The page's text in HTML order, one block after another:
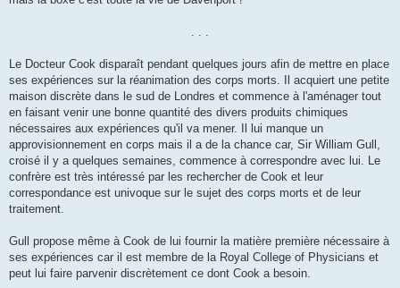
. . .
Le Docteur Cook disparaît pendant quelques jours afin de mettre en place
ses expériences sur la réanimation des corps morts. Il acquiert une petite
maison discrète dans le sud de Londres et commence à l'aménager tout
en faisant venir une bonne quantité des divers produits chimiques
nécessaires aux expériences qu'il va mener. Il lui manque un
approvisionnement en corps mais il a de la chance car, Sir William Gull,
croisé il y a quelques semaines, commence à correspondre avec lui. Le
confrère est très intéressé par les rechercher de Cook et leur
correspondance est univoque sur le sujet des corps morts et de leur
traitement.
Gull propose même à Cook de lui fournir la matière première nécessaire à
ses expériences car il est membre de la Royal College of Physicians et
peut lui faire parvenir discrètement ce dont Cook a besoin.